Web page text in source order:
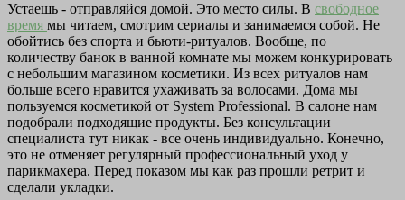
Устаешь - отправляйся домой. Это место силы. В свободное
время мы читаем, смотрим сериалы и занимаемся собой. Не
обойтись без спорта и бьюти-ритуалов. Вообще, по
количеству банок в ванной комнате мы можем конкурировать
с небольшим магазином косметики. Из всех ритуалов нам
больше всего нравится ухаживать за волосами. Дома мы
пользуемся косметикой от System Professional. В салоне нам
подобрали подходящие продукты. Без консультации
специалиста тут никак - все очень индивидуально. Конечно,
это не отменяет регулярный профессиональный уход у
парикмахера. Перед показом мы как раз прошли ретрит и
сделали укладки.